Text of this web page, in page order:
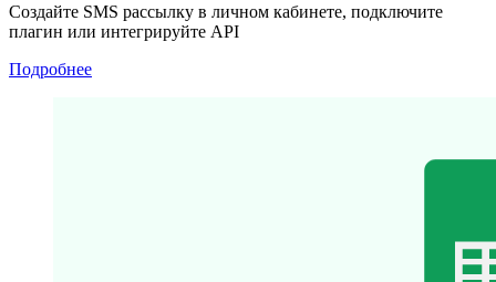
Создайте SMS рассылку в личном кабинете, подключите
плагин или интегрируйте API
Подробнее